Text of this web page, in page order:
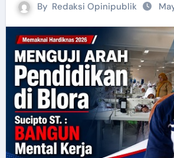
By Redaksi Opinipublik